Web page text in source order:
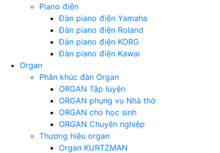
Piano điện
Đàn piano điện Yamaha
Đàn piano điện Roland
Đàn piano điện KORG
Đàn piano điện Kawai
Organ
Phân khúc đàn Organ
ORGAN Tập luyện
ORGAN phụng vụ Nhà thờ
ORGAN cho học sinh
ORGAN Chuyên nghiệp
Thương hiệu organ
Organ KURTZMAN